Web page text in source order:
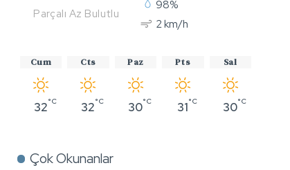
Parçalı Az Bulutlu
98%
2 km/h
Cum
32°C
Cts
32°C
Paz
30°C
Pts
31°C
Sal
30°C
Çok Okunanlar